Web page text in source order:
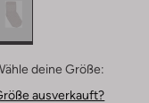
deine Größe:
ausverkauft?